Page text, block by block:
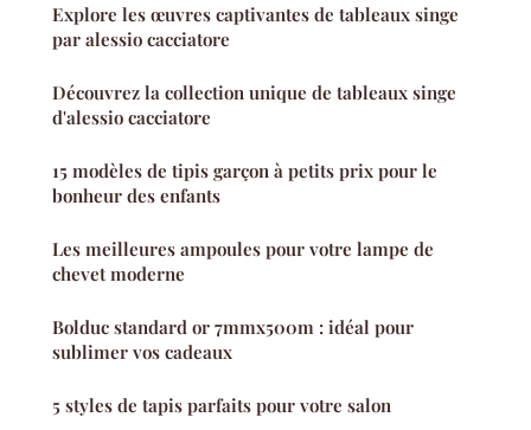
Explore les œuvres captivantes de tableaux singe
par alessio cacciatore
Découvrez la collection unique de tableaux singe
d'alessio cacciatore
15 modèles de tipis garçon à petits prix pour le
bonheur des enfants
Les meilleures ampoules pour votre lampe de
chevet moderne
Bolduc standard or 7mmx500m : idéal pour
sublimer vos cadeaux
5 styles de tapis parfaits pour votre salon